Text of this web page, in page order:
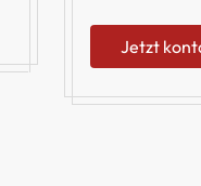
Jetzt